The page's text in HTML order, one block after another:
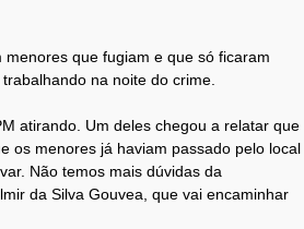
que fugiam e que só ficaram
na noite do crime.
atirando. Um deles chegou a relatar que
os menores já haviam passado pelo local
Não temos mais dúvidas da
da Silva Gouvea, que vai encaminhar